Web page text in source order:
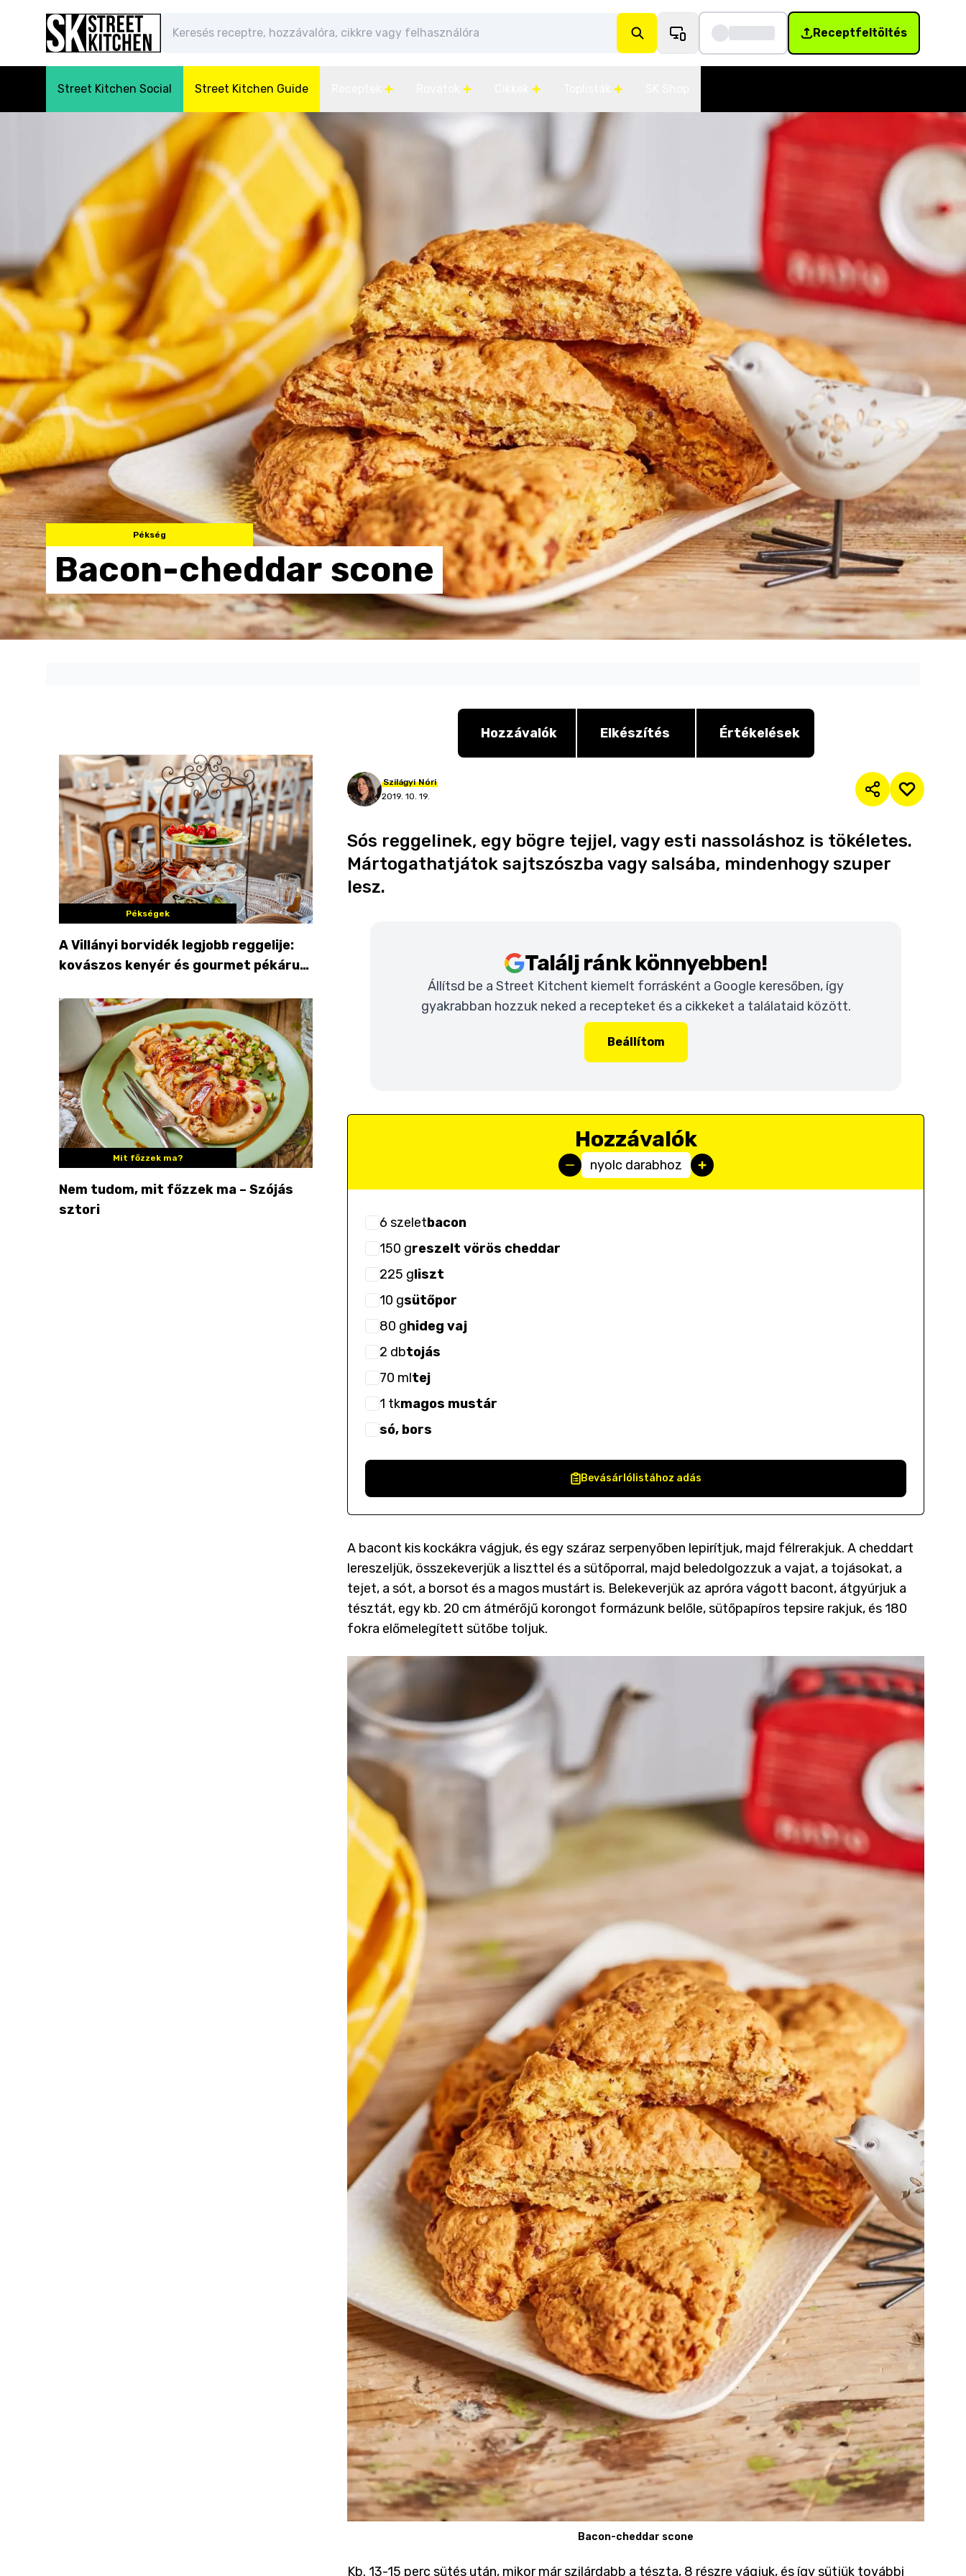
Receptfeltöltés
Street Kitchen Social Street Kitchen Guide
Pékség
Bacon-cheddar scone
Pékségek
A Villányi borvidék legjobb reggelije:
kovászos kenyér és gourmet pékáruk
Mit főzzek ma?
Nem tudom, mit főzzek ma – Szójás
sztori
Hozzávalók Elkészítés Értékelések
Szilágyi Nóri
2019. 10. 19.
Sós reggelinek, egy bögre tejjel, vagy esti nassoláshoz is tökéletes.
Mártogathatjátok sajtszószba vagy salsába, mindenhogy szuper
lesz.
Találj ránk könnyebben!
Állítsd be a Street Kitchent kiemelt forrásként a Google keresőben, így
gyakrabban hozzuk neked a recepteket és a cikkeket a találataid között.
Beállítom
Hozzávalók
nyolc darabhoz
6 szeletbacon
150 greszelt vörös cheddar
225 gliszt
10 gsütőpor
80 ghideg vaj
2 dbtojás
70 mltej
1 tkmagos mustár
só, bors
Bevásárlólistához adás
A bacont kis kockákra vágjuk, és egy száraz serpenyőben lepirítjuk, majd félrerakjuk. A cheddart
lereszeljük, összekeverjük a liszttel és a sütőporral, majd beledolgozzuk a vajat, a tojásokat, a
tejet, a sót, a borsot és a magos mustárt is. Belekeverjük az apróra vágott bacont, átgyúrjuk a
tésztát, egy kb. 20 cm átmérőjű korongot formázunk belőle, sütőpapíros tepsire rakjuk, és 180
fokra előmelegített sütőbe toljuk.
Bacon-cheddar scone
Kb. 13-15 perc sütés után, mikor már szilárdabb a tészta, 8 részre vágjuk, és így sütjük további